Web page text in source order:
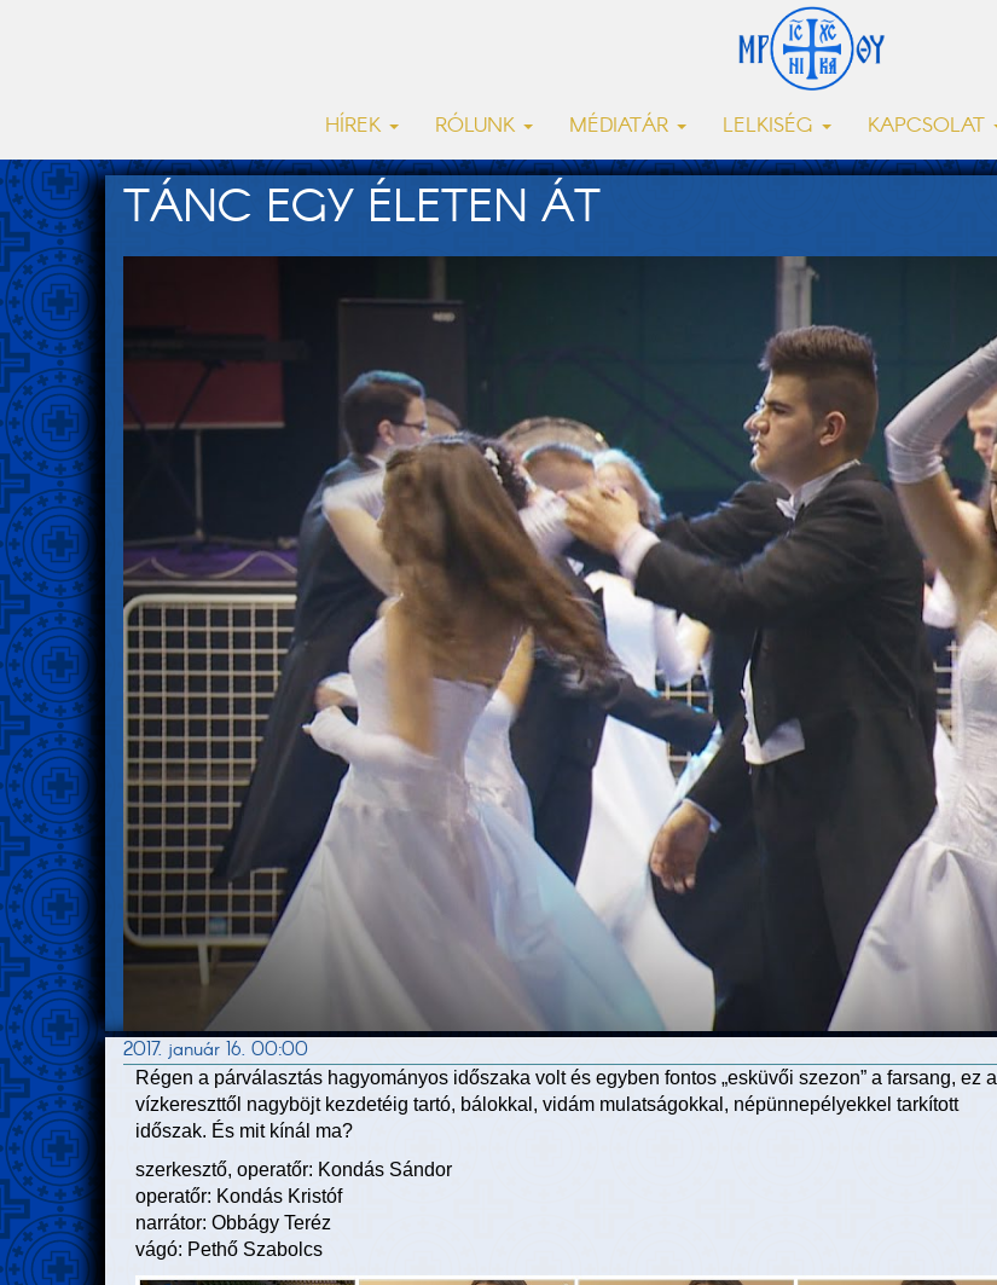
HÍREK RÓLUNK MÉDIATÁR LELKISÉG KAPCSOLAT
TÁNC EGY ÉLETEN ÁT
2017. január 16. 00:00
Régen a párválasztás hagyományos időszaka volt és egyben fontos „esküvői szezon” a farsang, ez a
vízkereszttől nagyböjt kezdetéig tartó, bálokkal, vidám mulatságokkal, népünnepélyekkel tarkított
időszak. És mit kínál ma?
szerkesztő, operatőr: Kondás Sándor
operatőr: Kondás Kristóf
narrátor: Obbágy Teréz
vágó: Pethő Szabolcs